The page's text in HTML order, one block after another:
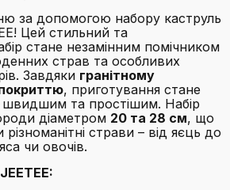
за допомогою набору каструль
Цей стильний та
стане незамінним помічником
страв та особливих
Завдяки гранітному
, приготування стане
та простішим. Набір
діаметром 20 та 28 см, що
страви – від яєць до
чи овочів.